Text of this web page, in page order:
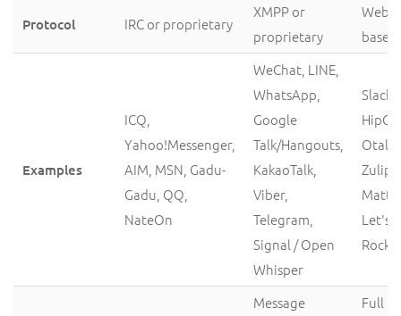
Protocol IRC or proprietary
XMPP or
proprietary
based
Examples
ICQ,
Yahoo!Messenger,
AIM, MSN, Gadu-
Gadu, QQ,
NateOn
WeChat, LINE,
WhatsApp,
Google
Talk/Hangouts,
KakaoTalk,
Viber,
Telegram,
Signal / Open
Whisper
Slack,
Zulip,
Let's
Message
Full